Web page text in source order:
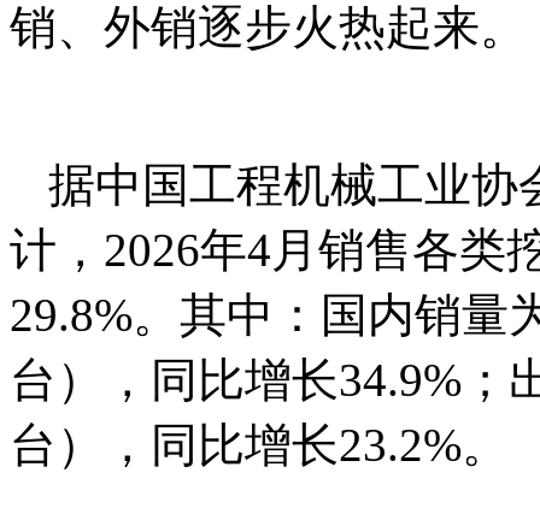
销、外销逐步火热起来。
据中国工程机械工业协
计，2026年4月销售各类
29.8%。其中：国内销量
台），同比增长34.9%；
台），同比增长23.2%。